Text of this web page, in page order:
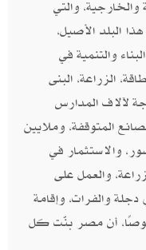
والتي
البلد الأصيل،
والتنمية في
الزراعة، البنى
لآلاف المدارس
المتوقفة، وملايين
والاستثمار في
والعمل على
والفرات، وإقامة
أن مصر بنّت كل